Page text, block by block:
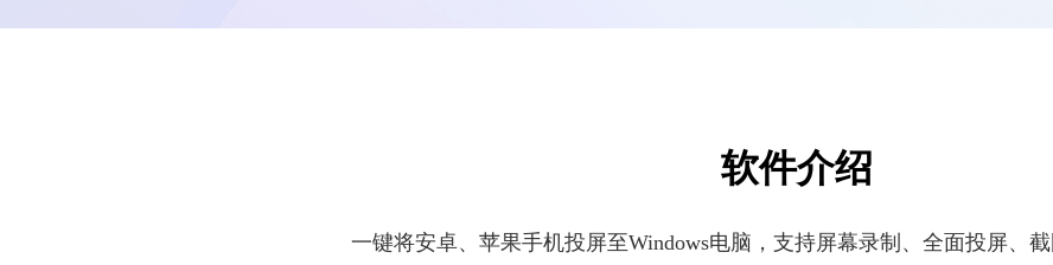
软件介绍
一键将安卓、苹果手机投屏至Windows电脑，支持屏幕录制、全面投屏、